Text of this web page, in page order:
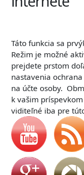
Táto funkcia sa
Režim je možné
prejdete prstom
nastavenia
na účte osoby.
k vašim
viditeľné iba pre